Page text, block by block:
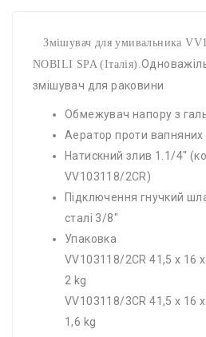
Змішувач для умивальника
NOBILI SPA (Італія).
змішувач для раковини
Обмежувач напору з
Аератор проти вапняних
Натискний злив 1.1/4"
VV103118/2CR)
Підключення гнучкий
сталі 3/8"
Упаковка
VV103118/2CR 41,5 x 16
2 kg
VV103118/3CR 41,5 x 16
1,6 kg